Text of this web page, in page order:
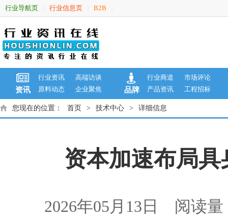
行业导航页 行业信息页 B2B
资讯
行业资讯
高端访谈
原料动态
企业聚焦 品牌
行业商道
市场评论
产品资讯
工程招标
您现在的位置： 首页 > 技术中心 > 详细信息
资本加速布局
2026年05月13日 阅读